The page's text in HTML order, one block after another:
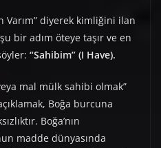
Varım” diyerek kimliğini ilan
bir adım öteye taşır ve en
“Sahibim” (I Have).
mal mülk sahibi olmak”
Boğa burcuna
Boğa’nın
madde dünyasında